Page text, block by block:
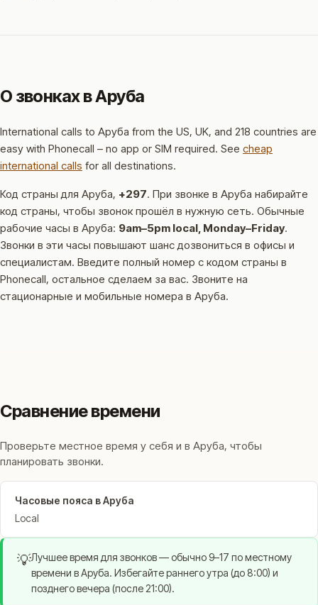
О звонках в Аруба
International calls to Аруба from the US, UK, and 218 countries are
easy with Phonecall – no app or SIM required. See cheap
international calls for all destinations.
Код страны для Аруба, +297. При звонке в Аруба набирайте
код страны, чтобы звонок прошёл в нужную сеть. Обычные
рабочие часы в Аруба: 9am–5pm local, Monday–Friday.
Звонки в эти часы повышают шанс дозвониться в офисы и
специалистам. Введите полный номер с кодом страны в
Phonecall, остальное сделаем за вас. Звоните на
стационарные и мобильные номера в Аруба.
Сравнение времени
Проверьте местное время у себя и в Аруба, чтобы
планировать звонки.
Часовые пояса в Аруба
Local
💡Лучшее время для звонков — обычно 9–17 по местному
времени в Аруба. Избегайте раннего утра (до 8:00) и
позднего вечера (после 21:00).